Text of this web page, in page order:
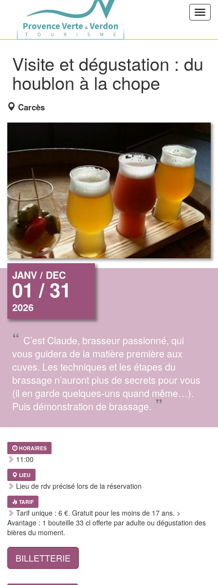
Visite et dégustation : du
houblon à la chope
Carcès
JANV / DEC
01 / 31
2026
“ C’est Claude, brasseur passionné, qui
vous guidera de la matière première aux
cuves. Les techniques et les étapes du
brassage n’auront plus de secrets pour vous
(il en garde quelques-uns quand même…).
Puis démonstration de brassage. ”
HORAIRES
11:00
LIEU
Lieu de rdv précisé lors de la réservation
TARIF
Tarif unique : 6 €. Gratuit pour les moins de 17 ans. >
Avantage : 1 bouteille 33 cl offerte par adulte ou dégustation des
bières du moment.
BILLETTERIE